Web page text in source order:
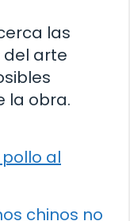
las
arte
la obra.
al
chinos no